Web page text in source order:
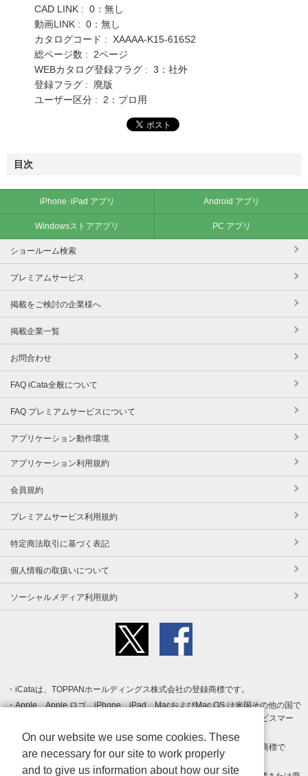
CAD LINK : 0：無し
動画LINK : 0：無し
カタログコード : XAAAA-K15-616S2
総ページ数 : 2ページ
WEBカタログ登録フラグ : 3：社外
登録フラグ : 廃版
ユーザー区分 : 2：プロ用
目次
iPhone･iPad アプリ Android アプリ
Windowsストアアプリ PC アプリ
ショールーム検索
プレミアムサービス
掲載をご検討の企業様へ
掲載企業一覧
お問合わせ
FAQ iCata全般について
FAQ プレミアムサービスについて
アプリケーション動作環境
アプリケーション利用規約
会員規約
プレミアムサービス利用規約
特定商法取引に基づく表記
個人情報の取扱いについて
ソーシャルメディア利用規約
iCataは、TOPPANホールディングス株式会社の登録商標です。
Apple、Apple ロゴ、iPhone、iPad、MacおよびMac OS は米国その他の国で
登録された Apple Inc. の商標です。App Store は Apple Inc. のサービスマー
クです。
Android、Google Play および Google Play ロゴ は Google LLC の商標で
す。
On our website we use some cookies. These
are necessary for our site to work properly
and to give us information about how our site